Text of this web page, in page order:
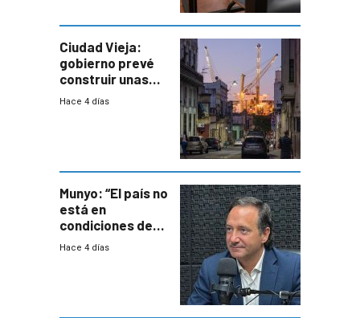
Ciudad Vieja:
gobierno prevé
construir unas
mil viviendas en
Hace 4 días
Munyo: “El país no
está en
condiciones de
enfrentar una
Hace 4 días